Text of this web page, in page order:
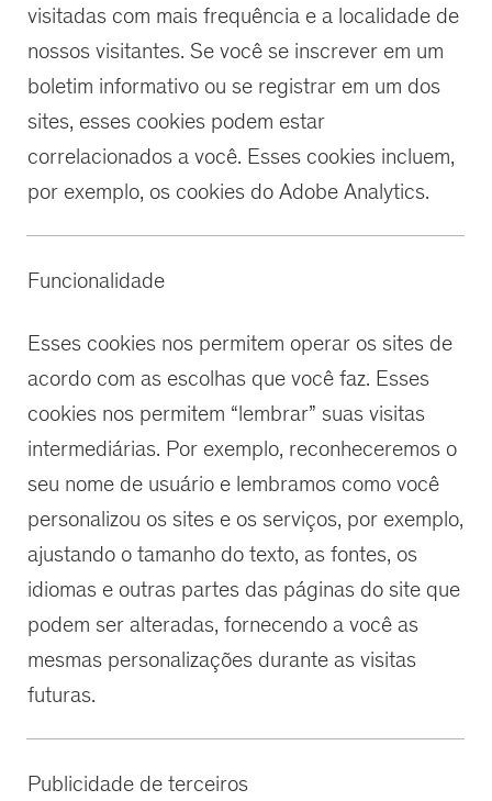
visitadas com mais frequência e a localidade de
nossos visitantes. Se você se inscrever em um
boletim informativo ou se registrar em um dos
sites, esses cookies podem estar
correlacionados a você. Esses cookies incluem,
por exemplo, os cookies do Adobe Analytics.
Funcionalidade
Esses cookies nos permitem operar os sites de
acordo com as escolhas que você faz. Esses
cookies nos permitem “lembrar” suas visitas
intermediárias. Por exemplo, reconheceremos o
seu nome de usuário e lembramos como você
personalizou os sites e os serviços, por exemplo,
ajustando o tamanho do texto, as fontes, os
idiomas e outras partes das páginas do site que
podem ser alteradas, fornecendo a você as
mesmas personalizações durante as visitas
futuras.
Publicidade de terceiros